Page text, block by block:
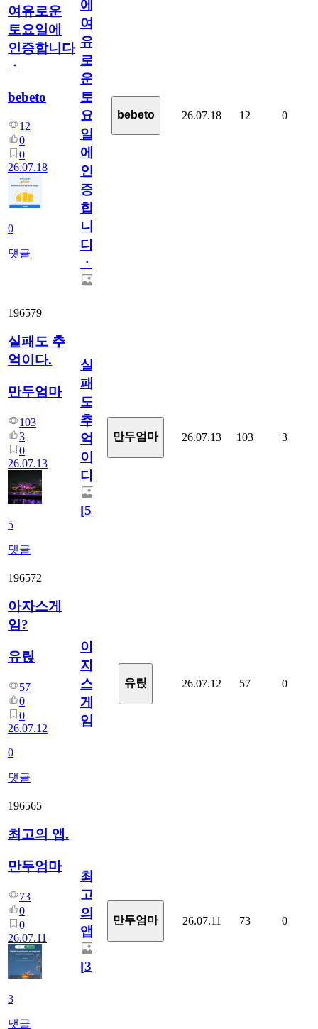
여유로운
토요일에
인증합니다
ㆍ
bebeto
12
0
0
26.07.18
0
댓글
에
여
유
로
운
토
요
일
에
인
증
합
니
다
ㆍ
bebeto 26.07.18 12 0
196579
실패도 추
억이다.
만두엄마
103
3
0
26.07.13
5
댓글
실
패
도
추
억
이
다.
[5]
만두엄마 26.07.13 103 3
196572
아자스게
임?
유릱
57
0
0
26.07.12
0
댓글
아
자
스
게
임?
유릱 26.07.12 57 0
196565
최고의 앱.
만두엄마
73
0
0
26.07.11
3
댓글
최
고
의
앱.
[3]
만두엄마 26.07.11 73 0